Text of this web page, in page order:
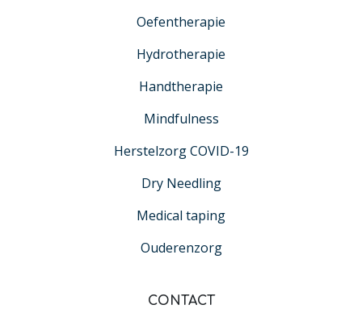
Oefentherapie
Hydrotherapie
Handtherapie
Mindfulness
Herstelzorg COVID-19
Dry Needling
Medical taping
Ouderenzorg
CONTACT